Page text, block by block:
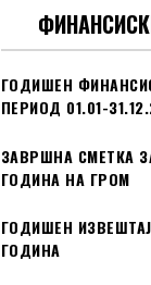
ГОДИШЕН
ПЕРИОД 01.01-
ЗАВРШНА СМЕТКА
ГОДИНА НА ГРОМ
ГОДИШЕН ИЗВЕШТАЈ
ГОДИНА